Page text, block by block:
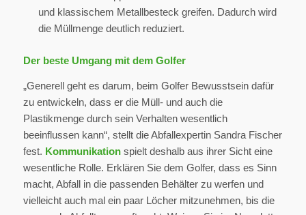
und klassischem Metallbesteck greifen. Dadurch wird
die Müllmenge deutlich reduziert.
Der beste Umgang mit dem Golfer
„Generell geht es darum, beim Golfer Bewusstsein dafür
zu entwickeln, dass er die Müll- und auch die
Plastikmenge durch sein Verhalten wesentlich
beeinflussen kann“, stellt die Abfallexpertin Sandra Fischer
fest. Kommunikationspielt deshalb aus ihrer Sicht eine
wesentliche Rolle. Erklären Sie dem Golfer, dass es Sinn
macht, Abfall in die passenden Behälter zu werfen und
vielleicht auch mal ein paar Löcher mitzunehmen, bis die